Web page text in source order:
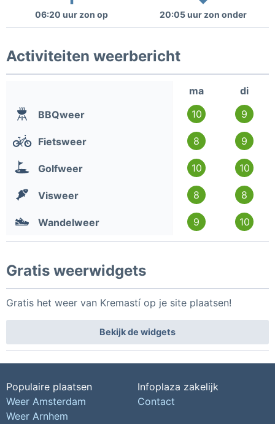
06:20 uur zon op 20:05 uur zon onder
Activiteiten weerbericht
ma
di
BBQweer
10 9
Fietsweer 8 9
Golfweer 10 10
Visweer 8 8
Wandelweer 9 10
Gratis weerwidgets
Gratis het weer van Kremastí op je site plaatsen!
Bekijk de widgets
Populaire plaatsen
Weer Amsterdam
Weer Arnhem
Infoplaza zakelijk
Contact